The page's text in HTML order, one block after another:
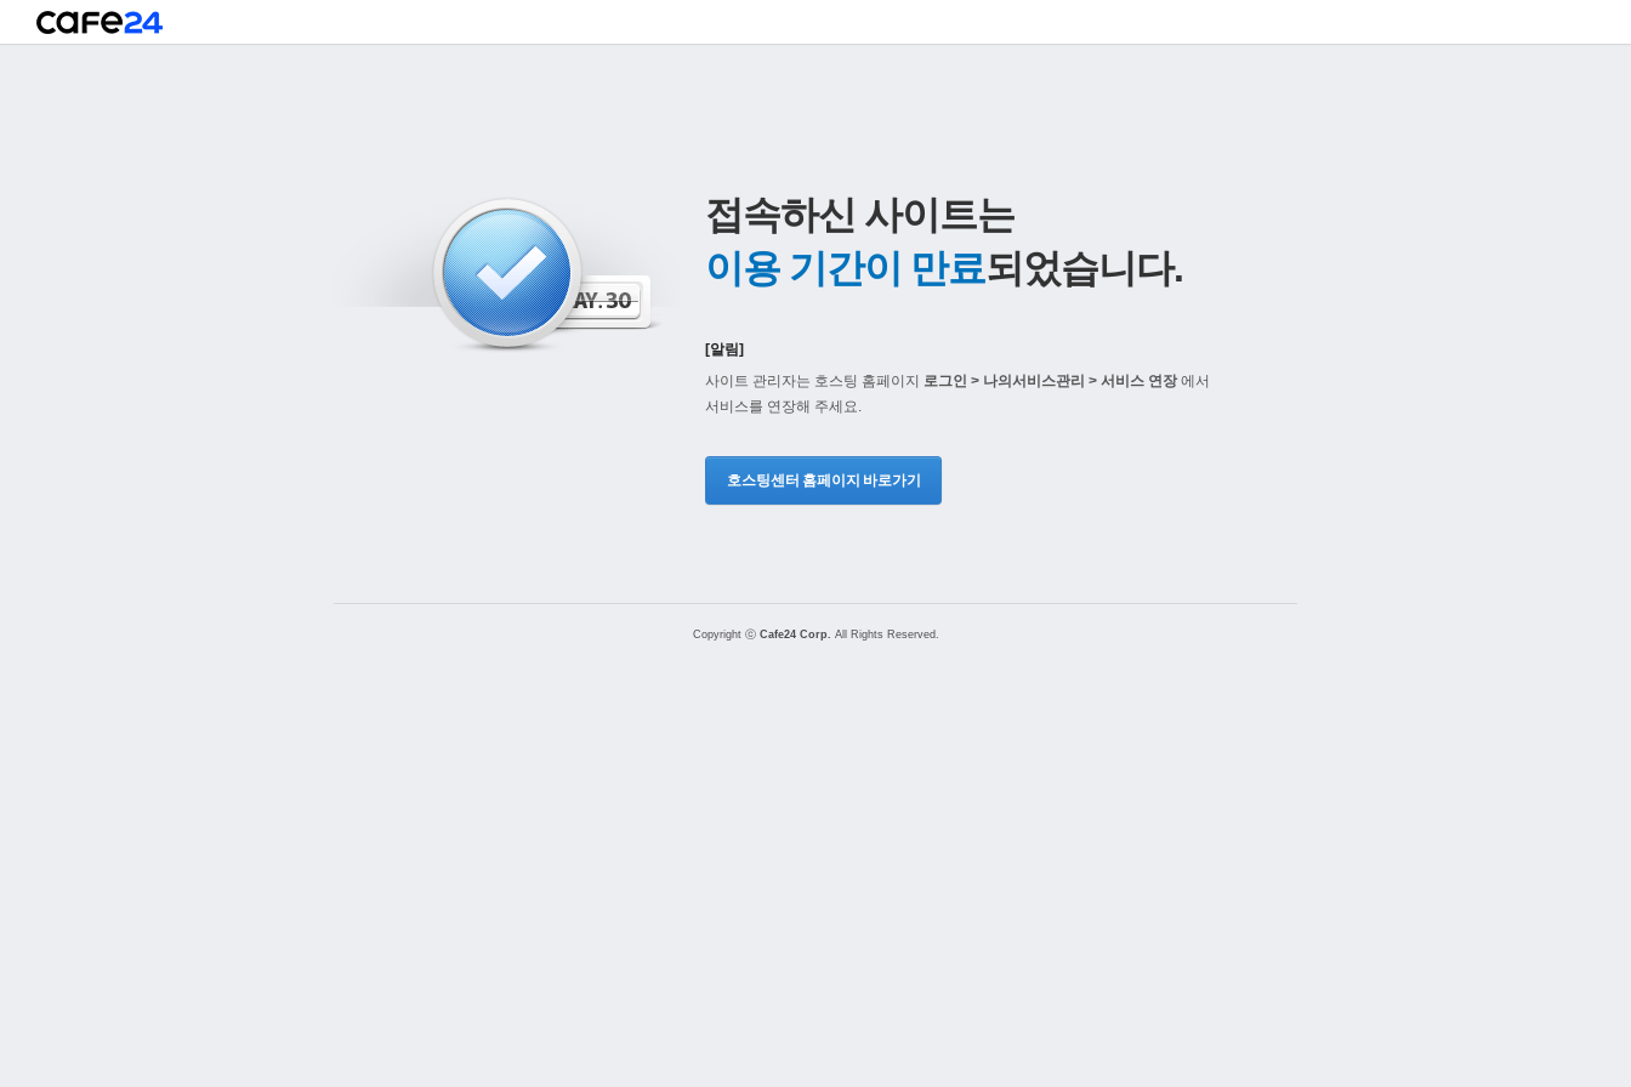
접속하신 사이트는
이용 기간이 만료되었습니다.
[알림]
사이트 관리자는 호스팅 홈페이지 로그인 > 나의서비스관리 > 서비스 연장에서
서비스를 연장해 주세요.
호스팅센터 홈페이지 바로가기
Copyright ⓒ Cafe24 Corp. All Rights Reserved.